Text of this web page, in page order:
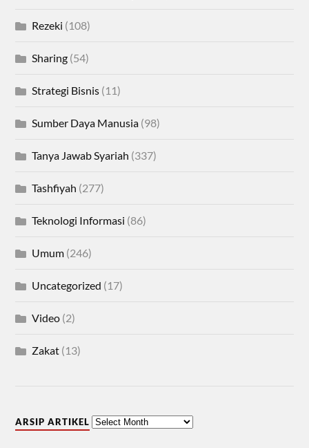
Rezeki (108)
Sharing (54)
Strategi Bisnis (11)
Sumber Daya Manusia (98)
Tanya Jawab Syariah (337)
Tashfiyah (277)
Teknologi Informasi (86)
Umum (246)
Uncategorized (17)
Video (2)
Zakat (13)
ARSIP ARTIKEL